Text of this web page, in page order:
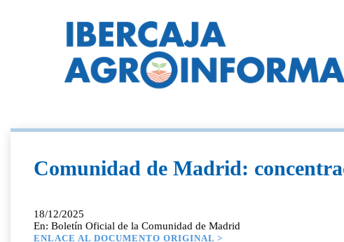
Comunidad de Madrid:
18/12/2025
En: Boletín Oficial de la Comunidad de Madrid
ENLACE AL DOCUMENTO ORIGINAL >